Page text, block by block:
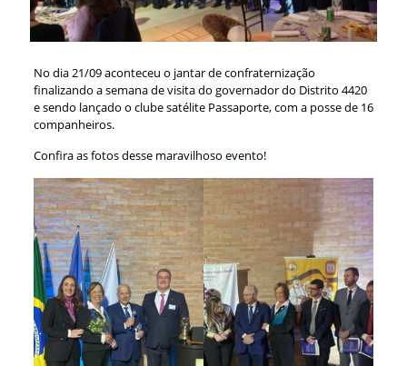
No dia 21/09 aconteceu o jantar de confraternização
finalizando a semana de visita do governador do Distrito 4420
e sendo lançado o clube satélite Passaporte, com a posse de 16
companheiros.
Confira as fotos desse maravilhoso evento!